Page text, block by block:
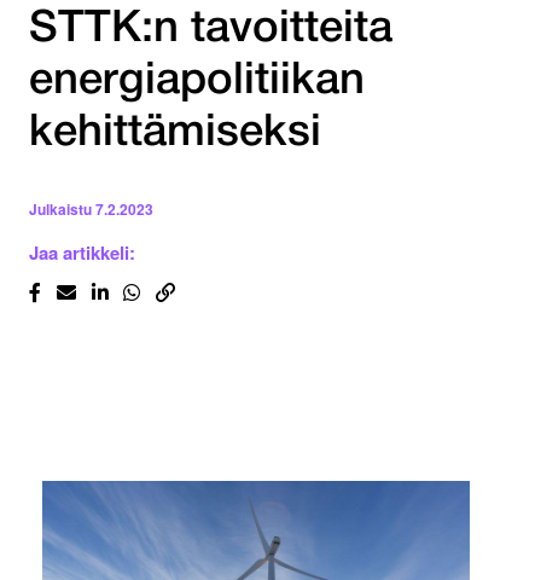
STTK:n tavoitteita
energiapolitiikan
kehittämiseksi
Julkaistu7.2.2023
Jaa artikkeli: